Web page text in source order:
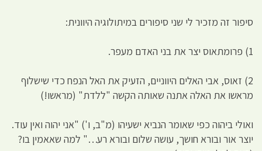
סיפור זה מזכיר לי שני סיפורים במיתולוגיה היוונית:
1) פרומתאוס יצר את בני האדם מעפר.
2) זאוס, אבי האלים היווניים, הזעיק את האל הנפח כדי שישלוף
מראשו את האלה אתנה שאותה הקשה "ללדת" (מראשו!)
ואולי ביהוה כפי שאומר הנביא ישעיהו (מ"ב, ו') "אני יהוה ואין עוד.
יוצר אור ובורא חושך, עושה שלום ובורא רע…" למה שאאמין בו?